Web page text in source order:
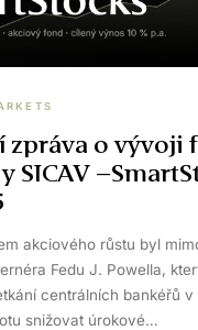
zpráva o vývoji
SICAV
akciového růstu byl
Fedu J. Powella,
centrálních bankéřů v
snižovat úrokové…